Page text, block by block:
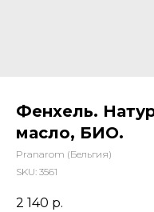
Фенхель.
масло, БИО.
Pranarom (Бельгия)
SKU: 3561
2 140 р.